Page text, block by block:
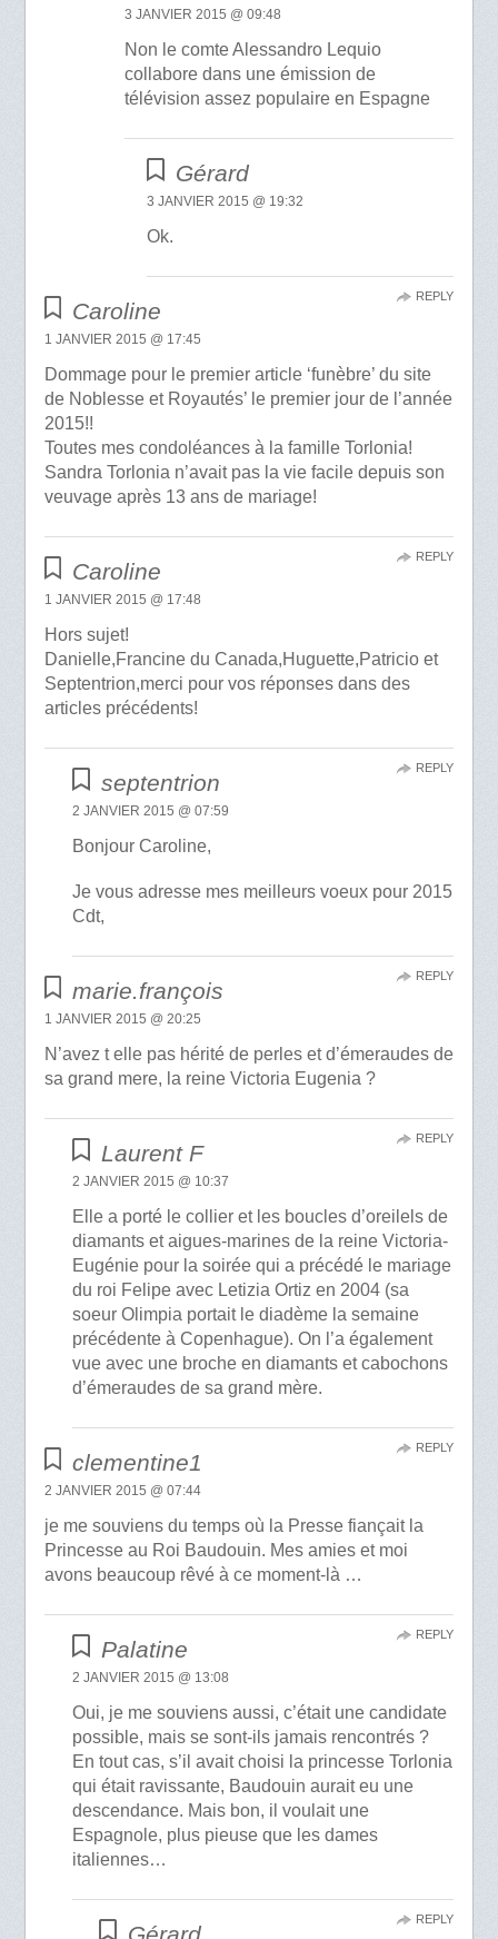
3 JANVIER 2015 @ 09:48
Non le comte Alessandro Lequio
collabore dans une émission de
télévision assez populaire en Espagne
Gérard
3 JANVIER 2015 @ 19:32
Ok.
Caroline
1 JANVIER 2015 @ 17:45
Dommage pour le premier article ‘funèbre’ du site
de Noblesse et Royautés’ le premier jour de l’année
2015!!
Toutes mes condoléances à la famille Torlonia!
Sandra Torlonia n’avait pas la vie facile depuis son
veuvage après 13 ans de mariage!
REPLY
Caroline
1 JANVIER 2015 @ 17:48
Hors sujet!
Danielle,Francine du Canada,Huguette,Patricio et
Septentrion,merci pour vos réponses dans des
articles précédents!
REPLY
septentrion
2 JANVIER 2015 @ 07:59
Bonjour Caroline,
Je vous adresse mes meilleurs voeux pour 2015
Cdt,
REPLY
marie.françois
1 JANVIER 2015 @ 20:25
N’avez t elle pas hérité de perles et d’émeraudes de
sa grand mere, la reine Victoria Eugenia ?
REPLY
Laurent F
2 JANVIER 2015 @ 10:37
Elle a porté le collier et les boucles d’oreilels de
diamants et aigues-marines de la reine Victoria-
Eugénie pour la soirée qui a précédé le mariage
du roi Felipe avec Letizia Ortiz en 2004 (sa
soeur Olimpia portait le diadème la semaine
précédente à Copenhague). On l’a également
vue avec une broche en diamants et cabochons
d’émeraudes de sa grand mère.
REPLY
clementine1
2 JANVIER 2015 @ 07:44
je me souviens du temps où la Presse fiançait la
Princesse au Roi Baudouin. Mes amies et moi
avons beaucoup rêvé à ce moment-là …
REPLY
Palatine
2 JANVIER 2015 @ 13:08
Oui, je me souviens aussi, c’était une candidate
possible, mais se sont-ils jamais rencontrés ?
En tout cas, s’il avait choisi la princesse Torlonia
qui était ravissante, Baudouin aurait eu une
descendance. Mais bon, il voulait une
Espagnole, plus pieuse que les dames
italiennes…
REPLY
Gérard
REPLY